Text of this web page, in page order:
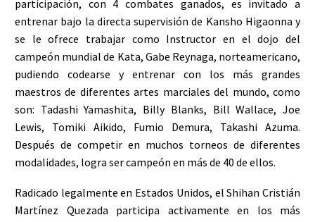
participación, con 4 combates ganados, es invitado a
entrenar bajo la directa supervisión de Kansho Higaonna y
se le ofrece trabajar como Instructor en el dojo del
campeón mundial de Kata, Gabe Reynaga, norteamericano,
pudiendo codearse y entrenar con los más grandes
maestros de diferentes artes marciales del mundo, como
son: Tadashi Yamashita, Billy Blanks, Bill Wallace, Joe
Lewis, Tomiki Aikido, Fumio Demura, Takashi Azuma.
Después de competir en muchos torneos de diferentes
modalidades, logra ser campeón en más de 40 de ellos.
Radicado legalmente en Estados Unidos, el Shihan Cristián
Martínez Quezada participa activamente en los más